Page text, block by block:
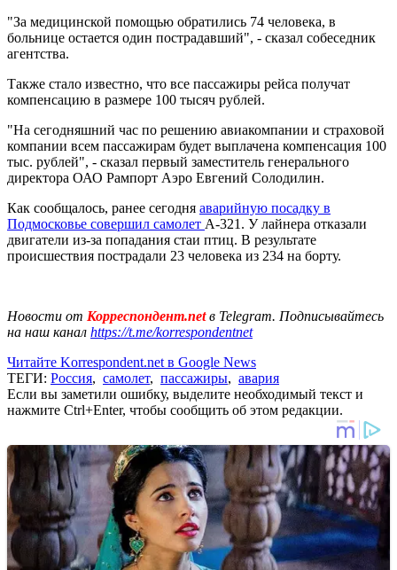
"За медицинской помощью обратились 74 человека, в
больнице остается один пострадавший", - сказал собеседник
агентства.
Также стало известно, что все пассажиры рейса получат
компенсацию в размере 100 тысяч рублей.
"На сегодняшний час по решению авиакомпании и страховой
компании всем пассажирам будет выплачена компенсация 100
тыс. рублей", - сказал первый заместитель генерального
директора ОАО Рампорт Аэро Евгений Солодилин.
Как сообщалось, ранее сегодня аварийную посадку в
Подмосковье совершил самолет А-321. У лайнера отказали
двигатели из-за попадания стаи птиц. В результате
происшествия пострадали 23 человека из 234 на борту.
Новости от Корреспондент.netв Telegram. Подписывайтесь
на наш канал https://t.me/korrespondentnet
Читайте Korrespondent.net в Google News
ТЕГИ: Россия, самолет, пассажиры, авария
Если вы заметили ошибку, выделите необходимый текст и
нажмите Ctrl+Enter, чтобы сообщить об этом редакции.